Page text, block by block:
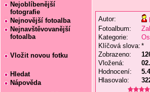
Nejoblíbenější
fotografie
Nejnovější fotoalba
Nejnavštěvovanější
fotoalba
Vložit novou fotku
Hledat
Nápověda
Autor:
Fotoalbum:
Kategorie:
Klíčová slova: *
Zobrazeno:
Vložená:
Hodnocení:
Hlasovalo: